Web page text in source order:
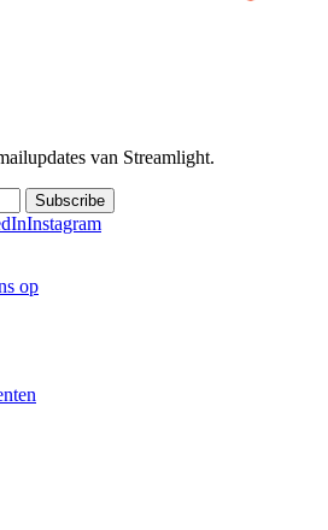
van Streamlight.
Subscribe
Instagram
op